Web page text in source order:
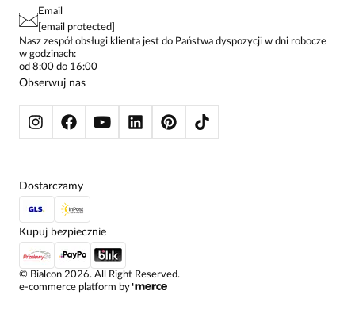
SPODNIE DAMSKIE
ŻAKIETY I MARYNARKI
SWETRY
BLUZY
Email
[email protected]
Nasz zespół obsługi klienta jest do Państwa dyspozycji w dni robocze
w godzinach:
od 8:00 do 16:00
Obserwuj nas
© Bialcon 2026. All Right Reserved.
e-commerce platform by
Dostarczamy
Kupuj bezpiecznie